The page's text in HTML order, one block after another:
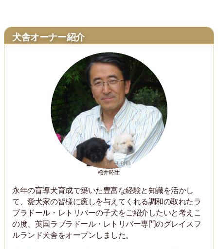
犬舎オーナー紹介
桜井昭生
永年の盲導犬育成で築いた豊富な経験と知識を活かし
て、愛犬家の皆様に癒しを与えてくれる調和の取れたラ
ブラドール・レトリバーの子犬をご紹介したいと考えこ
の度、英国ラブラドール・レトリバー専門のグレイスフ
ルランド犬舎をオープンしました。